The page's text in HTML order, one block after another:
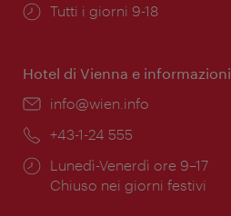
Orari
Tutti i giorni 9-18
Hotel di Vienna e informazioni
Email:
info@wien.info
Telefono:
+43-1-24 555
Orari
di
Lunedì-Venerdì ore 9–17
Chiuso nei giorni festivi